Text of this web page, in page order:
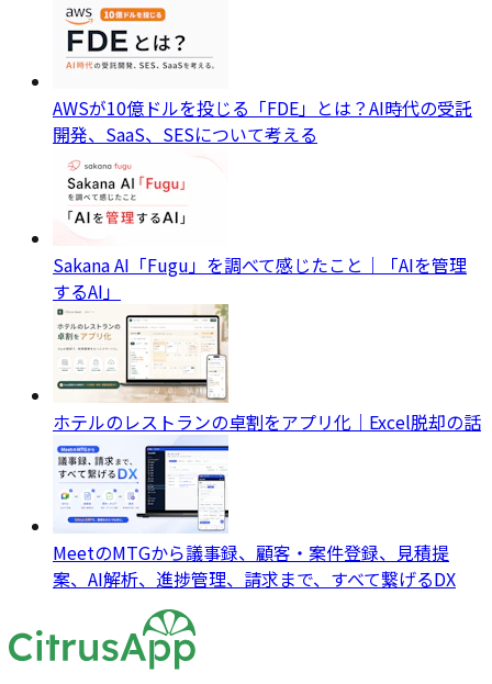
AWSが10億ドルを投じる「FDE」とは？AI時代の受託
開発、SaaS、SESについて考える
Sakana AI「Fugu」を調べて感じたこと｜「AIを管理
するAI」
ホテルのレストランの卓割をアプリ化｜Excel脱却の話
MeetのMTGから議事録、顧客・案件登録、見積提
案、AI解析、進捗管理、請求まで、すべて繋げるDX